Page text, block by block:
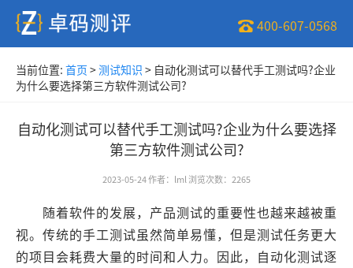
400-607-0568
当前位置: 首页 >测试知识 > 自动化测试可以替代手工测试吗?企业
为什么要选择第三方软件测试公司?
自动化测试可以替代手工测试吗?企业为什么要选择
第三方软件测试公司?
2023-05-24作者： lml 浏览次数： 2265
随着软件的发展，产品测试的重要性也越来越被重
视。传统的手工测试虽然简单易懂，但是测试任务更大
的项目会耗费大量的时间和人力。因此，自动化测试逐